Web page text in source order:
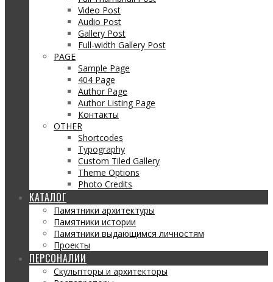
Video Post
Audio Post
Gallery Post
Full-width Gallery Post
PAGE
Sample Page
404 Page
Author Page
Author Listing Page
Контакты
OTHER
Shortcodes
Typography
Custom Tiled Gallery
Theme Options
Photo Credits
КАТАЛОГ
Памятники архитектуры
Памятники истории
Памятники выдающимся личностям
Проекты
ПЕРСОНАЛИИ
Скульпторы и архитекторы